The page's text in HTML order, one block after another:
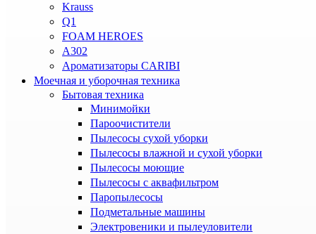
Krauss
Q1
FOAM HEROES
A302
Ароматизаторы CARIBI
Моечная и уборочная техника
Бытовая техника
Минимойки
Пароочистители
Пылесосы сухой уборки
Пылесосы влажной и сухой уборки
Пылесосы моющие
Пылесосы с аквафильтром
Паропылесосы
Подметальные машины
Электровеники и пылеуловители